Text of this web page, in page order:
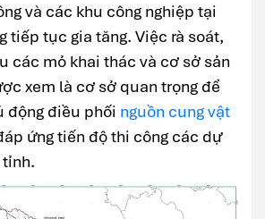
và các khu công nghiệp tại
tiếp tục gia tăng. Việc rà soát,
các mỏ khai thác và cơ sở sản
xem là cơ sở quan trọng để
động điều phối nguồn cung vật
ứng tiến độ thi công các dự